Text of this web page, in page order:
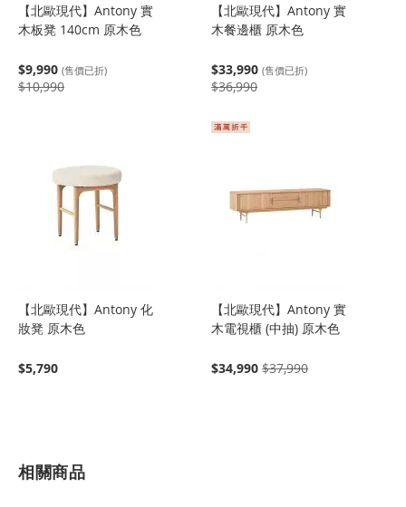
【北歐現代】Antony 實
木板凳 140cm 原木色
$9,990 (售價已折)
$10,990
【北歐現代】Antony 實
木餐邊櫃 原木色
$33,990 (售價已折)
$36,990
【北歐現代】Antony 化
妝凳 原木色
$5,790
【北歐現代】Antony 實
木電視櫃 (中抽) 原木色
$34,990 $37,990
相關商品